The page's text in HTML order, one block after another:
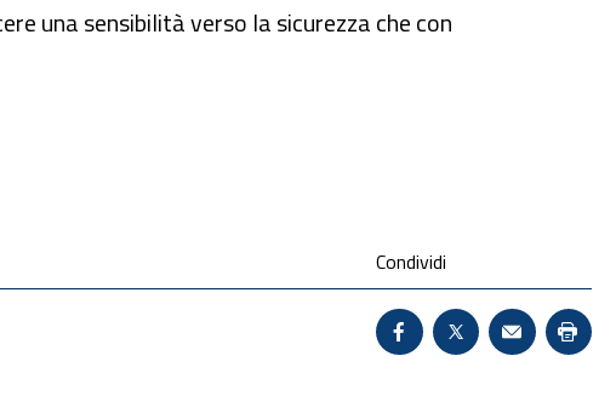
una sensibilità verso la sicurezza che con
Condividi
Condividi su
X - Sito esterno
Invio Mail: